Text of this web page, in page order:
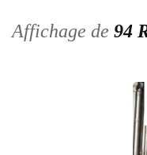
Affichage de 94